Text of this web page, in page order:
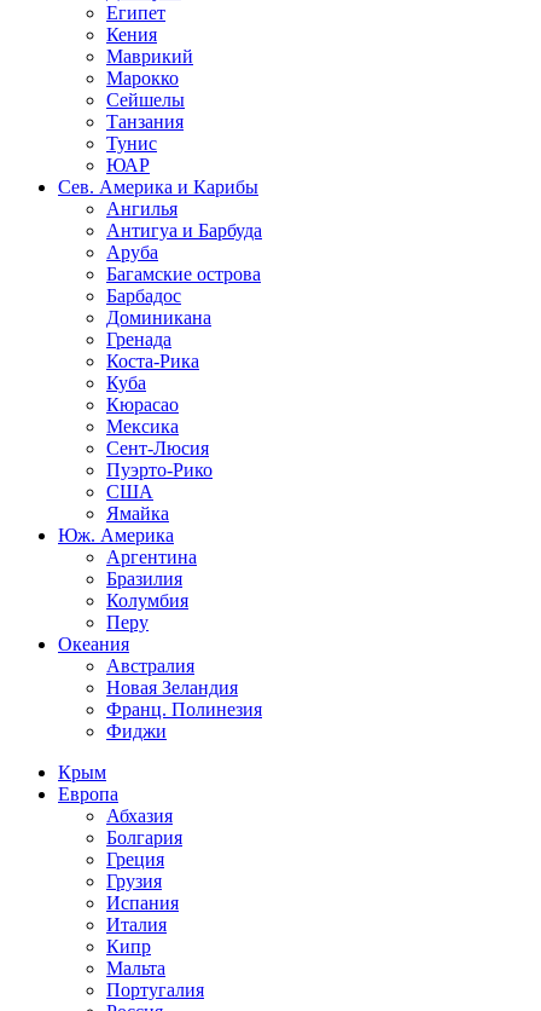
Египет
Кения
Маврикий
Марокко
Сейшелы
Танзания
Тунис
ЮАР
Сев. Америка и Карибы
Ангилья
Антигуа и Барбуда
Аруба
Багамские острова
Барбадос
Доминикана
Гренада
Коста-Рика
Куба
Кюрасао
Мексика
Сент-Люсия
Пуэрто-Рико
США
Ямайка
Юж. Америка
Аргентина
Бразилия
Колумбия
Перу
Океания
Австралия
Новая Зеландия
Франц. Полинезия
Фиджи
Крым
Европа
Абхазия
Болгария
Греция
Грузия
Испания
Италия
Кипр
Мальта
Португалия